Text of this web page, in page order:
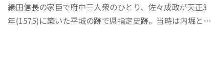
織田信長の家臣で府中三人衆のひとり、佐々成政が天正3
年(1575)に築いた平城の跡で県指定史跡。当時は内堀と外